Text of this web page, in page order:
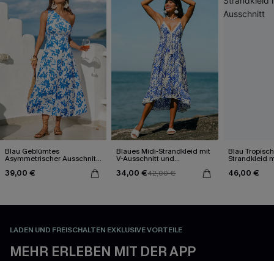
Blau Geblümtes
Asymmetrischer Ausschnitt
39,00 €
Blaues Midi-Strandkleid mit
V-Ausschnitt und
34,00 €42,00 €
Blau
Strandkleid
46,00 €
LADEN UND FREISCHALTEN EXKLUSIVE VORTEILE
MEHR ERLEBEN MIT DER APP